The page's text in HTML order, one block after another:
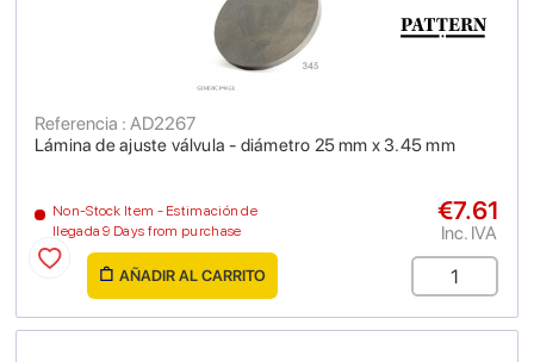
Lámina de ajuste válvula - diámetro 25 mm x 3.45 mm
Referencia : AD2267
Non-Stock Item - Estimación de
llegada 9 Days from purchase
€7.61
Inc. IVA
AÑADIR AL CARRITO